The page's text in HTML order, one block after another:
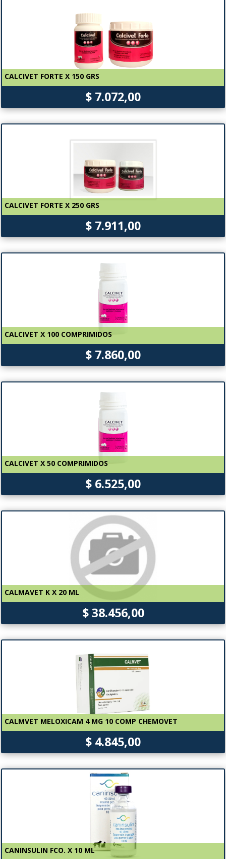
CALCIVET FORTE X 150 GRS
$ 7.072,00
CALCIVET FORTE X 250 GRS
$ 7.911,00
CALCIVET X 100 COMPRIMIDOS
$ 7.860,00
CALCIVET X 50 COMPRIMIDOS
$ 6.525,00
CALMAVET K X 20 ML
$ 38.456,00
CALMVET MELOXICAM 4 MG 10 COMP CHEMOVET
$ 4.845,00
CANINSULIN FCO. X 10 ML